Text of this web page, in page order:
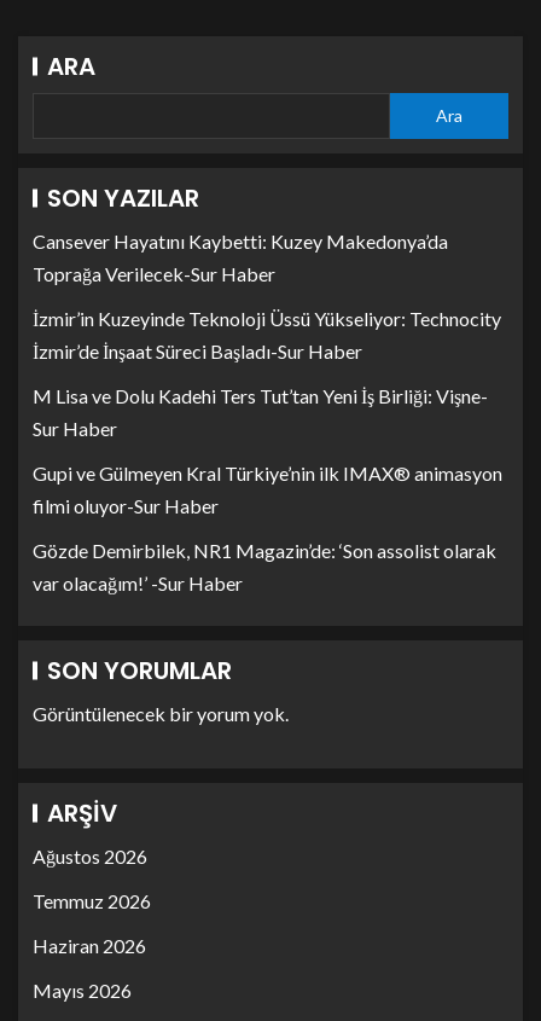
ARA
Ara
SON YAZILAR
Cansever Hayatını Kaybetti: Kuzey Makedonya’da
Toprağa Verilecek-Sur Haber
İzmir’in Kuzeyinde Teknoloji Üssü Yükseliyor: Technocity
İzmir’de İnşaat Süreci Başladı-Sur Haber
M Lisa ve Dolu Kadehi Ters Tut’tan Yeni İş Birliği: Vişne-
Sur Haber
Gupi ve Gülmeyen Kral Türkiye’nin ilk IMAX® animasyon
filmi oluyor-Sur Haber
Gözde Demirbilek, NR1 Magazin’de: ‘Son assolist olarak
var olacağım!’ -Sur Haber
SON YORUMLAR
Görüntülenecek bir yorum yok.
ARŞIV
Ağustos 2026
Temmuz 2026
Haziran 2026
Mayıs 2026